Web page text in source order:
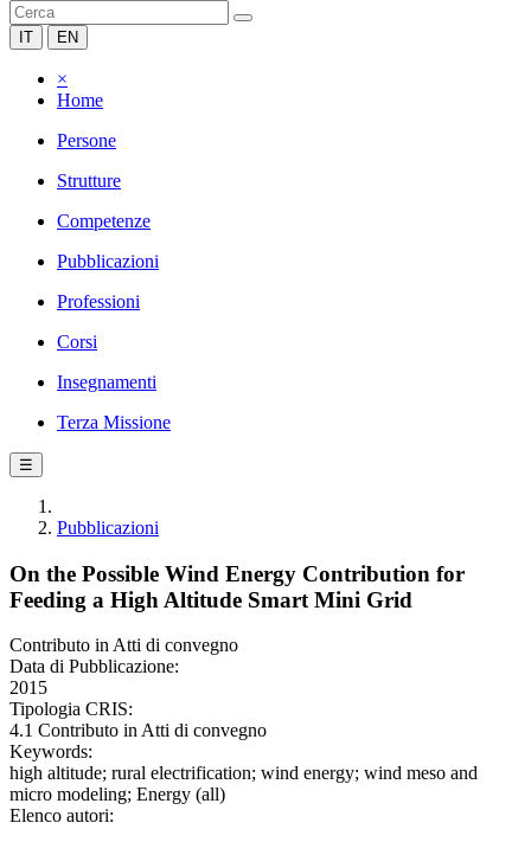
IT EN
×
Home
Persone
Strutture
Competenze
Pubblicazioni
Professioni
Corsi
Insegnamenti
Terza Missione
☰
Pubblicazioni
On the Possible Wind Energy Contribution for
Feeding a High Altitude Smart Mini Grid
Contributo in Atti di convegno
Data di Pubblicazione:
2015
Tipologia CRIS:
4.1 Contributo in Atti di convegno
Keywords:
high altitude; rural electrification; wind energy; wind meso and
micro modeling; Energy (all)
Elenco autori: